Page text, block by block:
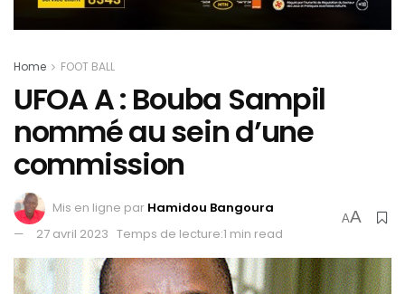
Home FOOT BALL
UFOA A : Bouba Sampil
nommé au sein d’une
commission
Mis en ligne par Hamidou Bangoura
27 avril 2023 Temps de lecture:1 min read
AA